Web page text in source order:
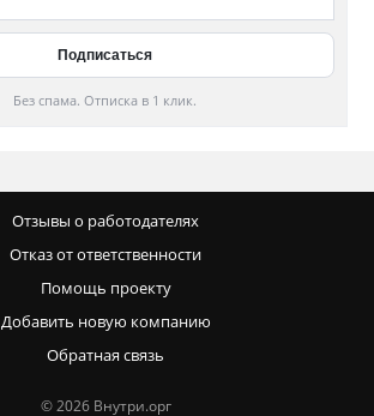
Без спама. Отписка в 1 клик.
Отзывы о работодателях
Отказ от ответственности
Помощь проекту
Добавить новую компанию
Обратная связь
© 2026 Внутри.орг